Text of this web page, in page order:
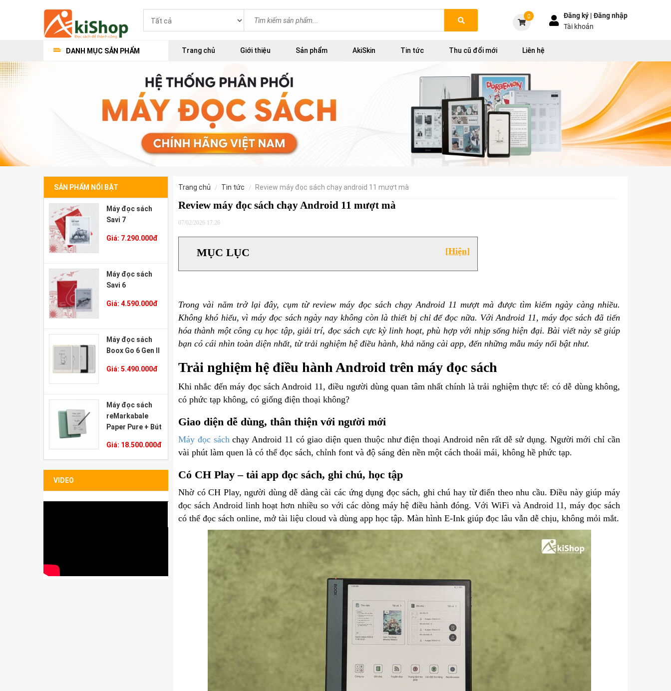
0 Đăng ký |Đăng nhập
Tài khoản
DANH MỤC SẢN PHẨM Trang chủ Giới thiệu Sản phẩm AkiSkin Tin tức Thu cũ đổi mới Liên hệ
SẢN PHẨM NỔI BẬT
Máy đọc sách
Savi 7
Giá: 7.290.000đ
Máy đọc sách
Savi 6
Giá: 4.590.000đ
Máy đọc sách
Boox Go 6 Gen II
Giá: 5.490.000đ
Máy đọc sách
reMarkabale
Paper Pure + Bút
Bao đựng Sleeve
Folio
Giá: 18.500.000đ
VIDEO
trang chủ tin tức review máy đọc sách chạy android 11 mượt mà
Review máy đọc sách chạy Android 11 mượt mà
07/02/2026 17:26
[Hiện]
MỤC LỤC
Trong vài năm trở lại đây, cụm từ review máy đọc sách chạy Android 11 mượt mà được tìm kiếm ngày càng nhiều.
Không khó hiểu, vì máy đọc sách ngày nay không còn là thiết bị chỉ để đọc nữa. Với Android 11, máy đọc sách đã tiến
hóa thành một công cụ học tập, giải trí, đọc sách cực kỳ linh hoạt, phù hợp với nhịp sống hiện đại. Bài viết này sẽ giúp
bạn có cái nhìn toàn diện nhất, từ trải nghiệm hệ điều hành, khả năng cài app, đến những mẫu máy nổi bật như.
Trải nghiệm hệ điều hành Android trên máy đọc sách
Khi nhắc đến máy đọc sách Android 11, điều người dùng quan tâm nhất chính là trải nghiệm thực tế: có dễ dùng không,
có phức tạp không, có giống điện thoại không?
Giao diện dễ dùng, thân thiện với người mới
Máy đọc sáchchạy Android 11 có giao diện quen thuộc như điện thoại Android nên rất dễ sử dụng. Người mới chỉ cần
vài phút làm quen là có thể đọc sách, chỉnh font và độ sáng đèn nền một cách thoải mái, không hề phức tạp.
Có CH Play – tải app đọc sách, ghi chú, học tập
Nhờ có CH Play, người dùng dễ dàng cài các ứng dụng đọc sách, ghi chú hay từ điển theo nhu cầu. Điều này giúp máy
đọc sách Android linh hoạt hơn nhiều so với các dòng máy hệ điều hành đóng. Với WiFi và Android 11, máy đọc sách
có thể đọc sách online, mở tài liệu cloud và dùng app học tập. Màn hình E-Ink giúp đọc lâu vẫn dễ chịu, không mỏi mắt.